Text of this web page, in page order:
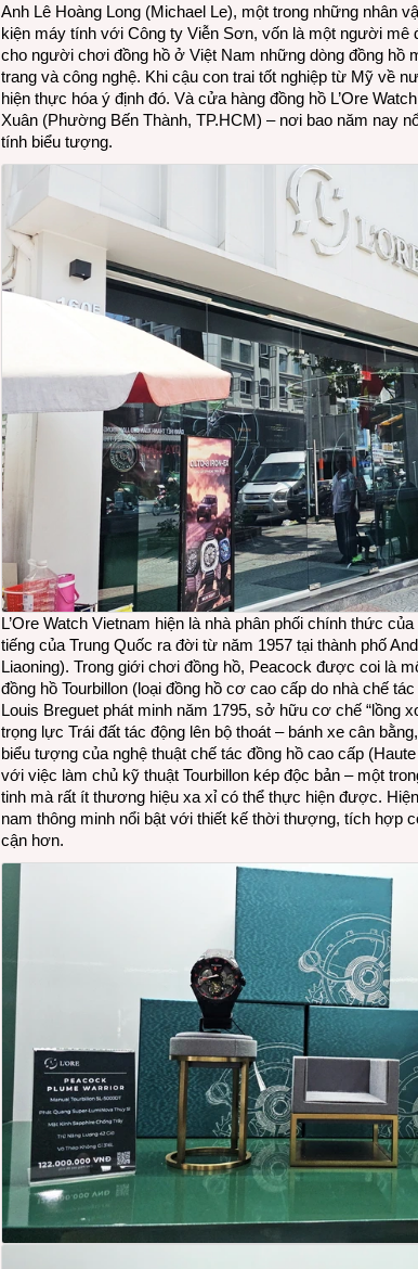
Anh Lê Hoàng Long (Michael Le), một trong những nhân
kiện máy tính với Công ty Viễn Sơn, vốn là một người mê
cho người chơi đồng hồ ở Việt Nam những dòng đồng hồ
trang và công nghệ. Khi cậu con trai tốt nghiệp từ Mỹ về
hiện thực hóa ý định đó. Và cửa hàng đồng hồ L’Ore
Xuân (Phường Bến Thành, TP.HCM) – nơi bao năm nay
tính biểu tượng.
L’Ore Watch Vietnam hiện là nhà phân phối chính thức của
tiếng của Trung Quốc ra đời từ năm 1957 tại thành phố
Liaoning). Trong giới chơi đồng hồ, Peacock được coi là
đồng hồ Tourbillon (loại đồng hồ cơ cao cấp do nhà chế
Louis Breguet phát minh năm 1795, sở hữu cơ chế “lồng
trọng lực Trái đất tác động lên bộ thoát – bánh xe cân
biểu tượng của nghệ thuật chế tác đồng hồ cao cấp
với việc làm chủ kỹ thuật Tourbillon kép độc bản – một
tinh mà rất ít thương hiệu xa xỉ có thể thực hiện được.
nam thông minh nổi bật với thiết kế thời thượng, tích hợp
cận hơn.